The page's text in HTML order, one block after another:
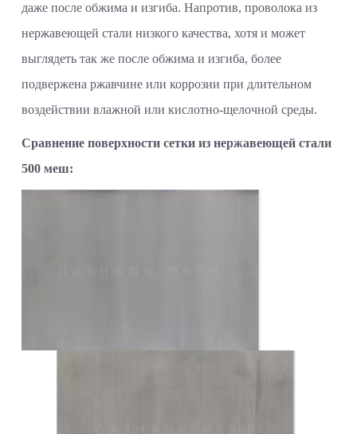
даже после обжима и изгиба. Напротив, проволока из
нержавеющей стали низкого качества, хотя и может
выглядеть так же после обжима и изгиба, более
подвержена ржавчине или коррозии при длительном
воздействии влажной или кислотно-щелочной среды.
Сравнение поверхности сетки из нержавеющей стали
500 меш: